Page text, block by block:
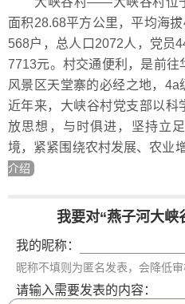
面积28.68平方公里，平均海
568户，总人口2072人，党员
7713元。村交通便利，是前
风景区天堂寨的必经之地，4a
近年来，大峡谷村党支部以科
放思想，与时俱进，坚持立
境，紧紧围绕农村发展、农业
介绍
我要对“燕子河大峡
我的昵称：
昵称不填则为匿名发表，会降低审
请输入需要发表的内容：